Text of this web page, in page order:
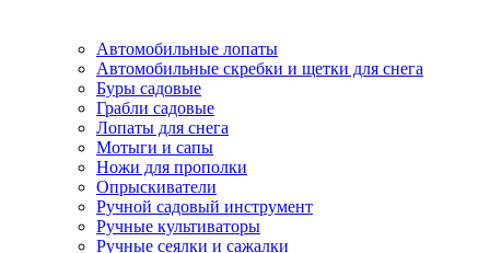
Автомобильные лопаты
Автомобильные скребки и щетки для снега
Буры садовые
Грабли садовые
Лопаты для снега
Мотыги и сапы
Ножи для прополки
Опрыскиватели
Ручной садовый инструмент
Ручные культиваторы
Ручные сеялки и сажалки